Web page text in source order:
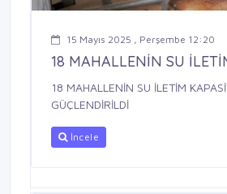
15 Mayıs 2025 , Perşembe 12:20
18 MAHALLENİN SU
18 MAHALLENİN SU İLETİM
GÜÇLENDİRİLDİ
İncele